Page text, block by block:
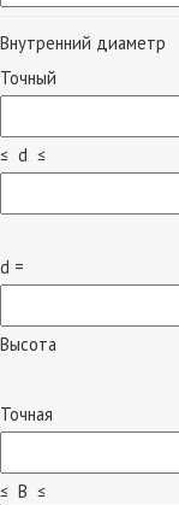
Внутренний диаметр
Точный
≤ d ≤
d =
Высота
Точная
≤ B ≤